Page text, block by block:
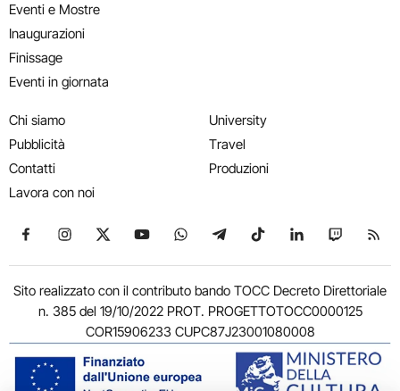
Eventi e Mostre
Inaugurazioni
Finissage
Eventi in giornata
Chi siamo
Pubblicità
Contatti
Lavora con noi
University
Travel
Produzioni
Seguici su Facebook
Seguici su Instagram
Seguici su X
Seguici su YouTube
Seguici su WhatsApp
Seguici su Telegram
Seguici su TikTok
Seguici su
Seguici
Sito realizzato con il contributo bando TOCC Decreto Direttoriale
n. 385 del 19/10/2022 PROT. PROGETTOTOCC0000125
COR15906233 CUPC87J23001080008